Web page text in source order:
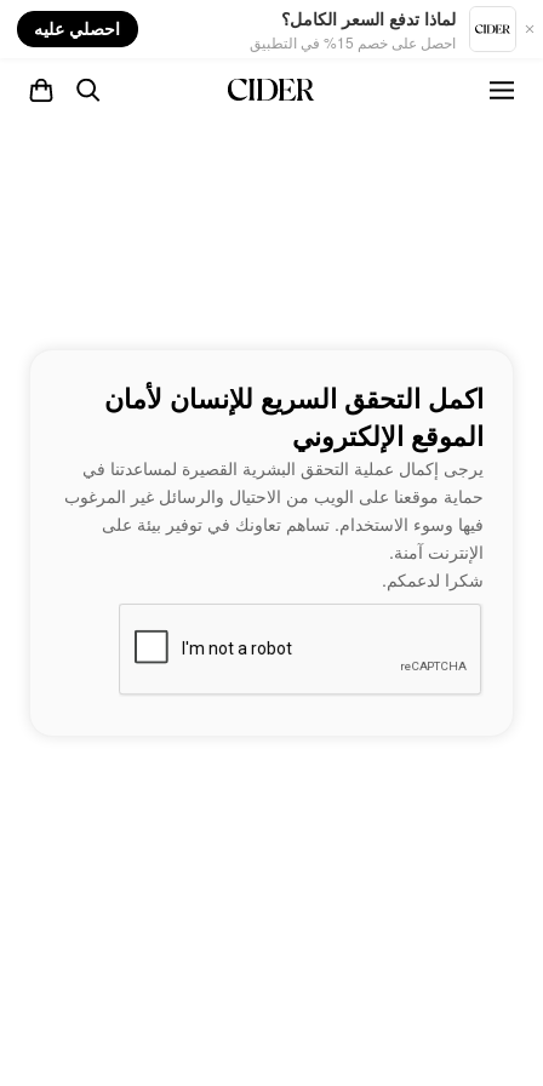
لماذا تدفع السعر الكامل؟
احصل على خصم 15% في التطبيق
احصلي عليه
اكمل التحقق السريع للإنسان لأمان
الموقع الإلكتروني
يرجى إكمال عملية التحقق البشرية القصيرة لمساعدتنا في
حماية موقعنا على الويب من الاحتيال والرسائل غير المرغوب
فيها وسوء الاستخدام. تساهم تعاونك في توفير بيئة على
الإنترنت آمنة.
شكرا لدعمكم.